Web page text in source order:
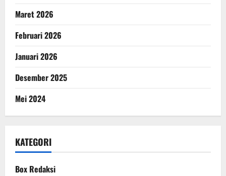
Maret 2026
Februari 2026
Januari 2026
Desember 2025
Mei 2024
KATEGORI
Box Redaksi